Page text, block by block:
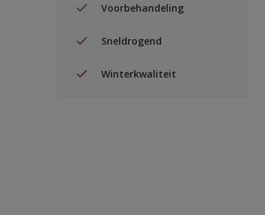
Voorbehandeling
Sneldrogend
Winterkwaliteit